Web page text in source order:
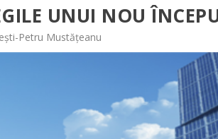
UNUI NOU
Petru Mustățeanu